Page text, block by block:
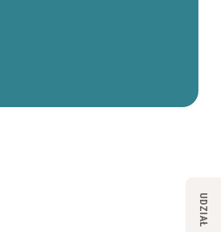
UDZIAŁ